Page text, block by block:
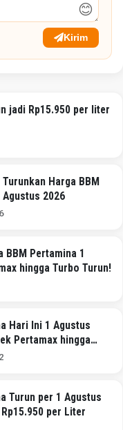
😊
Kirim
jadi Rp15.950 per liter
Harga BBM
2026
BBM Pertamina 1
hingga Turbo Turun!
Hari Ini 1 Agustus
Pertamax hingga
Turun per 1 Agustus
per Liter